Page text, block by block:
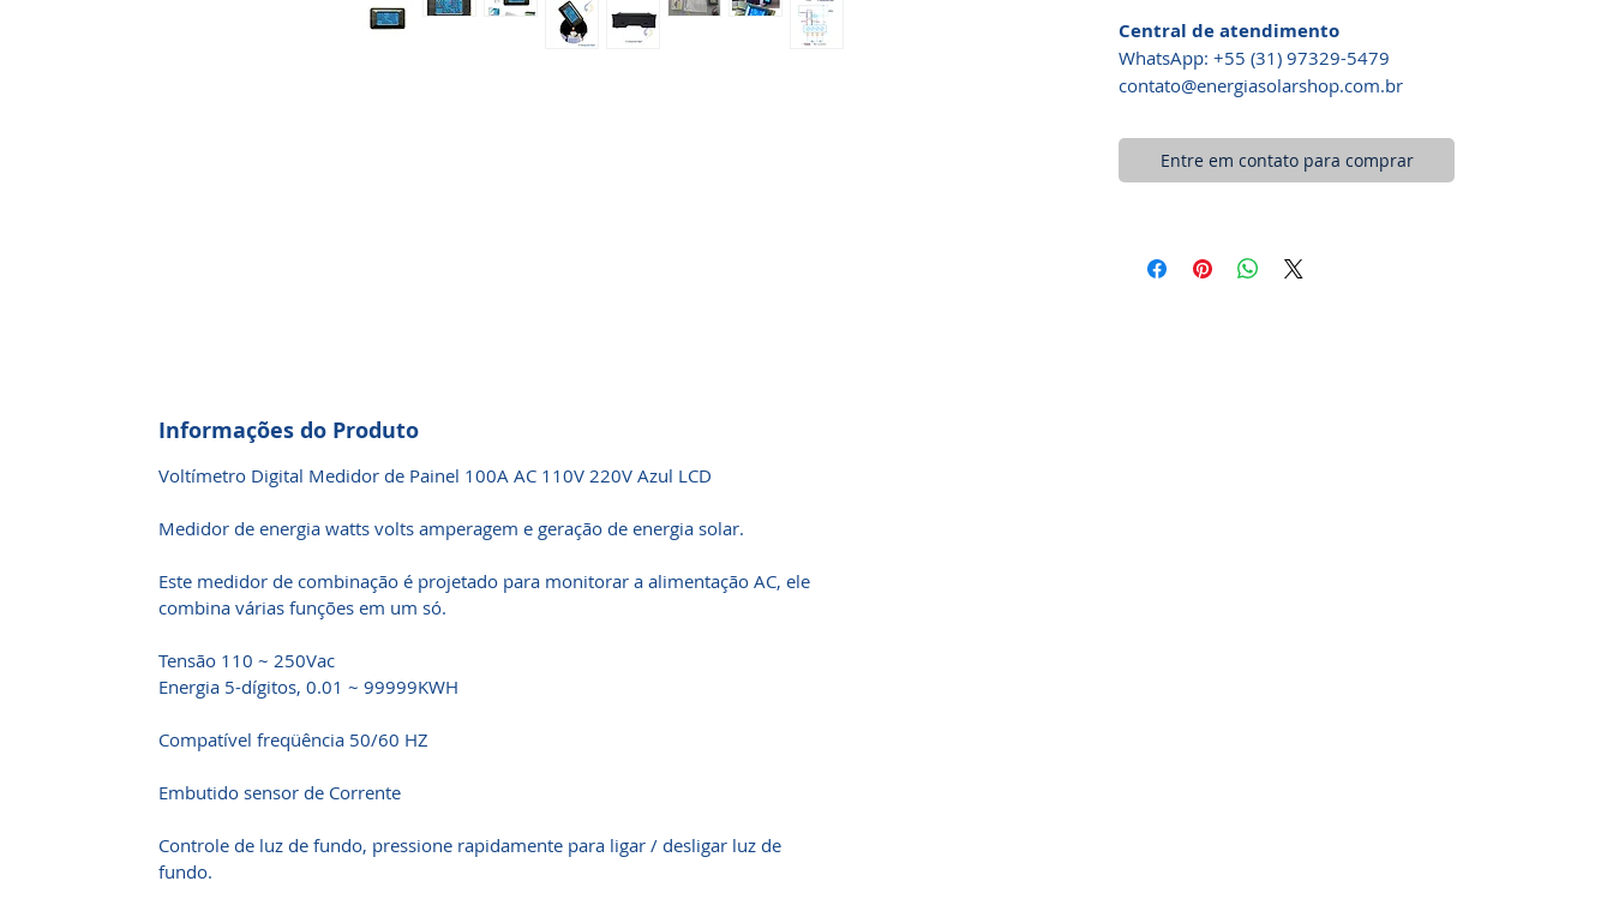
Central de atendimento
WhatsApp: +55 (31) 97329-5479​
contato@energiasolarshop.com.br
Entre em contato para comprar
Informações do Produto
Voltímetro Digital Medidor de Painel 100A AC 110V 220V Azul LCD
Medidor de energia watts volts amperagem e geração de energia solar.
Este medidor de combinação é projetado para monitorar a alimentação AC, ele
combina várias funções em um só.
Tensão 110 ~ 250Vac
Energia 5-dígitos, 0.01 ~ 99999KWH
Compatível freqüência 50/60 HZ
Embutido sensor de Corrente
Controle de luz de fundo, pressione rapidamente para ligar / desligar luz de
fundo.